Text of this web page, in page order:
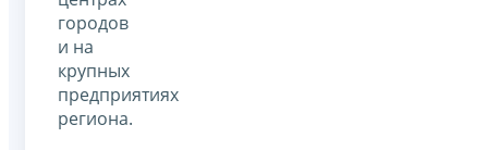
городов
и на
крупных
предприятиях
региона.